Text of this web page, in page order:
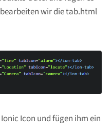
wir die tab.html
Icon und fügen ihm ein